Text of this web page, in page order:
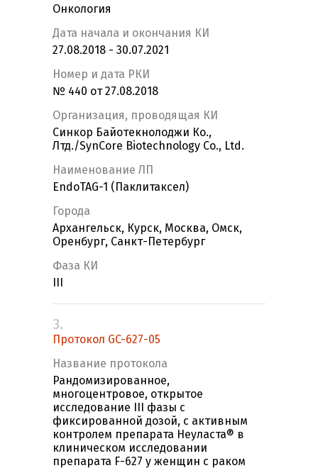
Онкология
Дата начала и окончания КИ
27.08.2018 - 30.07.2021
Номер и дата РКИ
№ 440 от 27.08.2018
Организация, проводящая КИ
Синкор Байотекнолоджи Ко.,
Лтд./SynCore Biotechnology Co., Ltd.
Наименование ЛП
EndoTAG-1 (Паклитаксел)
Города
Архангельск, Курск, Москва, Омск,
Оренбург, Санкт-Петербург
Фаза КИ
3.
Протокол GC-627-05
Название протокола
Рандомизированное,
многоцентровое, открытое
исследование ІІІ фазы с
фиксированной дозой, с активным
контролем препарата Неуласта® в
клиническом исследовании
препарата F-627 у женщин с раком